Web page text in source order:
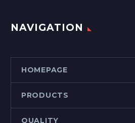
NAVIGATION
HOMEPAGE
PRODUCTS
QUALITY